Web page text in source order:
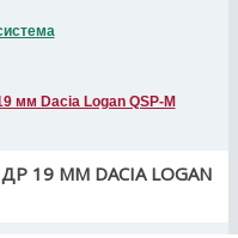
мм Dacia Logan QSP-M
ММ DACIA LOGAN